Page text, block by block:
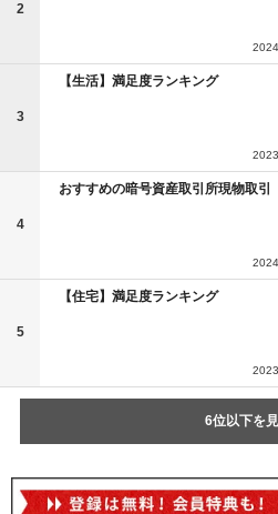
2
3
【生活】満足度ランキング
4
おすすめの暗号資産取引所現物取引
5
【住宅】満足度ランキング
6位以下を